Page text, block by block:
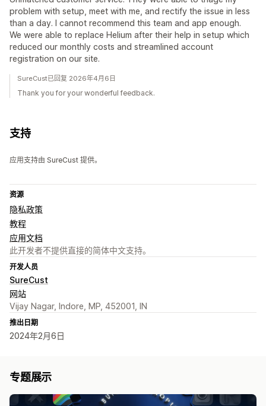
problem with setup, meet with me, and rectify the issue in less
than a day. I cannot recommend this team and app enough.
We were able to replace Helium after their help in setup which
reduced our monthly costs and streamlined account
registration on our site.
SureCust已回复 2026年4月6日
Thank you for your wonderful feedback.
支持
应用支持由 SureCust 提供。
资源
隐私政策
教程
应用文档
此开发者不提供直接的简体中文支持。
开发人员
SureCust
网站
Vijay Nagar, Indore, MP, 452001, IN
推出日期
2024年2月6日
专题展示